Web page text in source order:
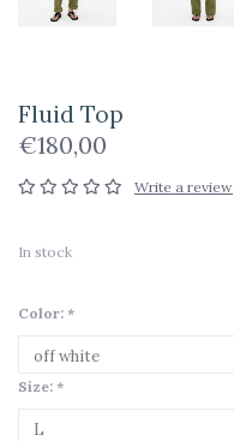
Fluid Top
€180,00
Write a review
In stock
Color: *
Size: *